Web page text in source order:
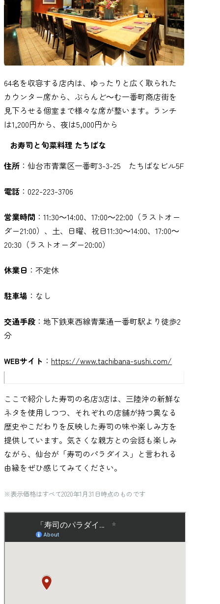
64名を収容する店内は、ゆったりと広く取られた
カウンター席から、ぶらんど～む一番町商店街を
見下ろせる個室まで様々な席が整います。ランチ
は1,200円から、夜は5,000円から
お寿司と旬菜料理 たちばな
住所 ：仙台市青葉区一番町3-3-25 たちばなビル5F
電話 ：022-223-3706
営業時間 ：11:30～14:00、17:00～22:00（ラストオー
ダー21:00）、土、日曜、祝日11:30～14:00、17:00～
20:30（ラストオーダー20:00）
休業日 ：不定休
駐車場 ：なし
交通手段 ：地下鉄東西線青葉通一番町駅より徒歩2
分
WEBサイト ： https://www.tachibana-sushi.com/
ここで紹介した寿司の名店3店は、三陸沖の新鮮な
ネタを使用しつつ、それぞれの店舗が持つ異なる
歴史やこだわりを反映した寿司の味や楽しみ方を
提供しています。気さくな親方との会話も楽しみ
ながら、仙台が「寿司のパラダイス」と言われる
由縁をぜひ感じてみてください。
※表示価格はすべて2020年1月31日時点のものです